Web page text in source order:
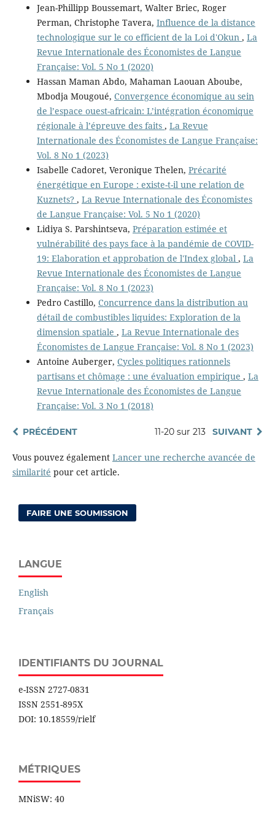
Jean-Phillipp Boussemart, Walter Briec, Roger
Perman, Christophe Tavera, Influence de la distance
technologique sur le co efficient de la Loi d'Okun , La
Revue Internationale des Économistes de Langue
Française: Vol. 5 No 1 (2020)
Hassan Maman Abdo, Mahaman Laouan Aboube,
Mbodja Mougoué, Convergence économique au sein
de l’espace ouest-africain: L’intégration économique
régionale à l’épreuve des faits , La Revue
Internationale des Économistes de Langue Française:
Vol. 8 No 1 (2023)
Isabelle Cadoret, Veronique Thelen, Précarité
énergétique en Europe : existe-t-il une relation de
Kuznets? , La Revue Internationale des Économistes
de Langue Française: Vol. 5 No 1 (2020)
Lidiya S. Parshintseva, Préparation estimée et
vulnérabilité des pays face à la pandémie de COVID-
19: Elaboration et approbation de l'Index global , La
Revue Internationale des Économistes de Langue
Française: Vol. 8 No 1 (2023)
Pedro Castillo, Concurrence dans la distribution au
détail de combustibles liquides: Exploration de la
dimension spatiale , La Revue Internationale des
Économistes de Langue Française: Vol. 8 No 1 (2023)
Antoine Auberger, Cycles politiques rationnels
partisans et chômage : une évaluation empirique , La
Revue Internationale des Économistes de Langue
Française: Vol. 3 No 1 (2018)
PRÉCÉDENT 11-20 sur 213 SUIVANT
Vous pouvez également Lancer une recherche avancée de
similarité pour cet article.
FAIRE UNE SOUMISSION
LANGUE
English
Français
IDENTIFIANTS DU JOURNAL
e-ISSN 2727-0831
ISSN 2551-895X
DOI: 10.18559/rielf
MÉTRIQUES
MNiSW: 40